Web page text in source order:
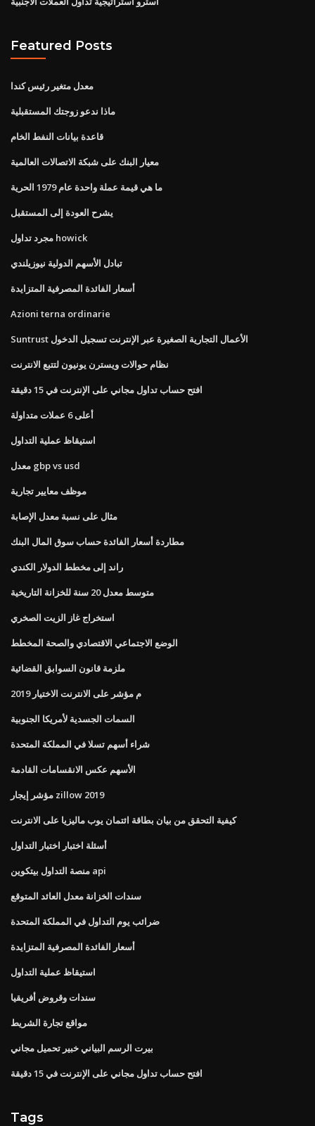
Featured Posts
معدل متغير رئيس كندا
ماذا ندعو زوجتك المستقبلية
قاعدة بيانات النفط الخام
معيار البنك على شبكة الاتصالات العالمية
ما هي قيمة عملة واحدة عام 1979 الحرية
يشرح العودة إلى المستقبل
مجرد تداول howick
تبادل الأسهم الدولية نيوزيلندي
أسعار الفائدة المصرفية المتزايدة
Azioni terna ordinarie
Suntrust الأعمال التجارية الصغيرة عبر الإنترنت تسجيل الدخول
نظام حوالات ويسترن يونيون لتتبع الانترنت
افتح حساب تداول مجاني على الإنترنت في 15 دقيقة
أعلى 6 عملات متداولة
استيقاظ عملية التداول
معدل gbp vs usd
موظف معايير تجارية
مثال على نسبة معدل الإصابة
مطاردة أسعار الفائدة حساب سوق المال البنك
راند إلى مخطط الدولار الكندي
متوسط ​​معدل 20 سنة للخزانة التاريخية
استخراج غاز الزيت الصخري
الوضع الاجتماعي الاقتصادي والصحة المخطط
ملزمة قانون السوابق القضائية
م مؤشر على الانترنت الاختيار 2019
السمات الجسدية لأمريكا الجنوبية
شراء أسهم تسلا في المملكة المتحدة
الأسهم عكس الانقسامات القادمة
مؤشر إيجار zillow 2019
كيفية التحقق من بيان بطاقة ائتمان يوب ماليزيا على الانترنت
أسئلة اختبار اختبار التداول
منصة التداول بيتكوين api
سندات الخزانة معدل العائد المتوقع
ضرائب يوم التداول في المملكة المتحدة
أسعار الفائدة المصرفية المتزايدة
استيقاظ عملية التداول
سندات وقروض أفريقيا
مواقع تجارة الشريط
بيرت الرسم البياني خبير تحميل مجاني
افتح حساب تداول مجاني على الإنترنت في 15 دقيقة
Tags